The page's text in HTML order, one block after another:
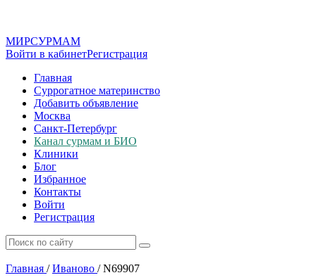
МИРСУРМАМ
Войти в кабинетРегистрация
Главная
Суррогатное материнство
Добавить объявление
Москва
Санкт-Петербург
Канал сурмам и БИО
Клиники
Блог
Избранное
Контакты
Войти
Регистрация
Главная / Иваново /N69907